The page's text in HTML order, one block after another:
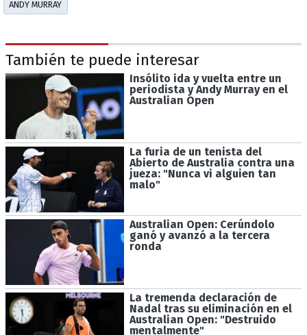
ANDY MURRAY
También te puede interesar
Insólito ida y vuelta entre un
periodista y Andy Murray en el
Australian Open
La furia de un tenista del
Abierto de Australia contra una
jueza: "Nunca vi alguien tan
malo"
Australian Open: Cerúndolo
ganó y avanzó a la tercera
ronda
La tremenda declaración de
Nadal tras su eliminación en el
Australian Open: "Destruido
mentalmente"